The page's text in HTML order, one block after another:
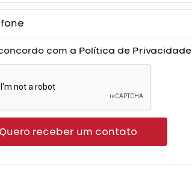
com a Política de Privacidade
Quero receber um contato